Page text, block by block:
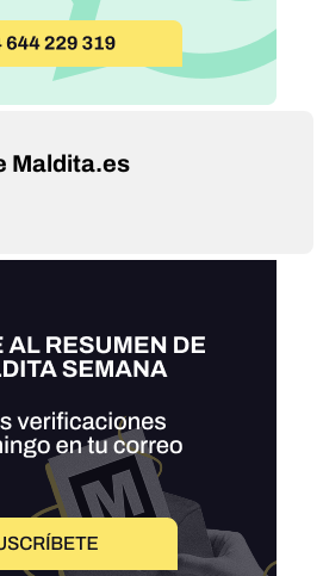
Maldita.es